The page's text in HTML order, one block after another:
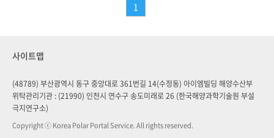
1
사이트맵
(48789) 부산광역시 동구 중앙대로 361번길 14(수정동) 아이엠빌딩 해양수산부
위탁관리기관 : (21990) 인천시 연수구 송도미래로 26 (한국해양과학기술원 부설
극지연구소)
Copyright ⓒ Korea Polar Portal Service. All rights reserved.